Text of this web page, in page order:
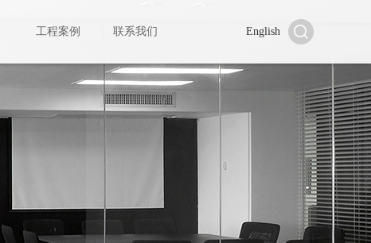
工程案例 联系我们 English